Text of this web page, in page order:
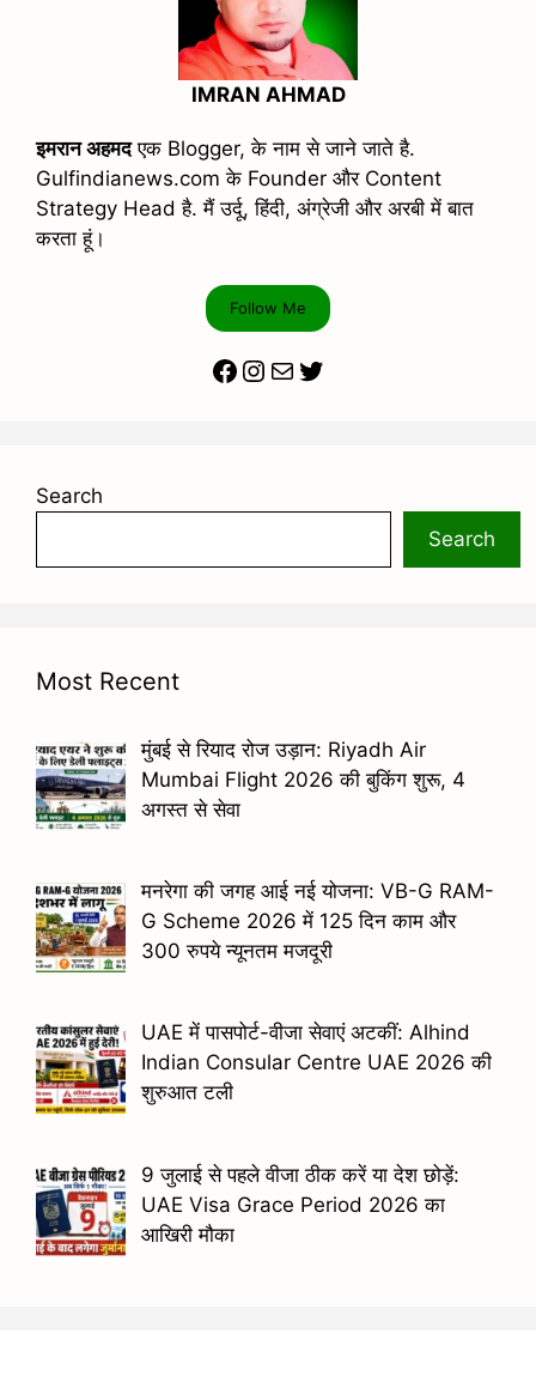
IMRAN AHMAD
इमरान अहमदएक Blogger, के नाम से जाने जाते है.
Gulfindianews.com के Founder और Content
Strategy Head है. मैं उर्दू, हिंदी, अंग्रेजी और अरबी में बात
करता हूं।
Follow Me
Facebook
Instagram
MailTwitter
Search
Search
Most Recent
मुंबई से रियाद रोज उड़ान: Riyadh Air
Mumbai Flight 2026 की बुकिंग शुरू, 4
अगस्त से सेवा
मनरेगा की जगह आई नई योजना: VB-G RAM-
G Scheme 2026 में 125 दिन काम और
300 रुपये न्यूनतम मजदूरी
UAE में पासपोर्ट-वीजा सेवाएं अटकीं: Alhind
Indian Consular Centre UAE 2026 की
शुरुआत टली
9 जुलाई से पहले वीजा ठीक करें या देश छोड़ें:
UAE Visa Grace Period 2026 का
आखिरी मौका